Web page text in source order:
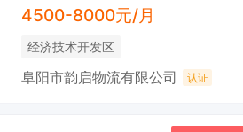
4500-8000元/月
经济技术开发区
阜阳市韵启物流有限公司 认证